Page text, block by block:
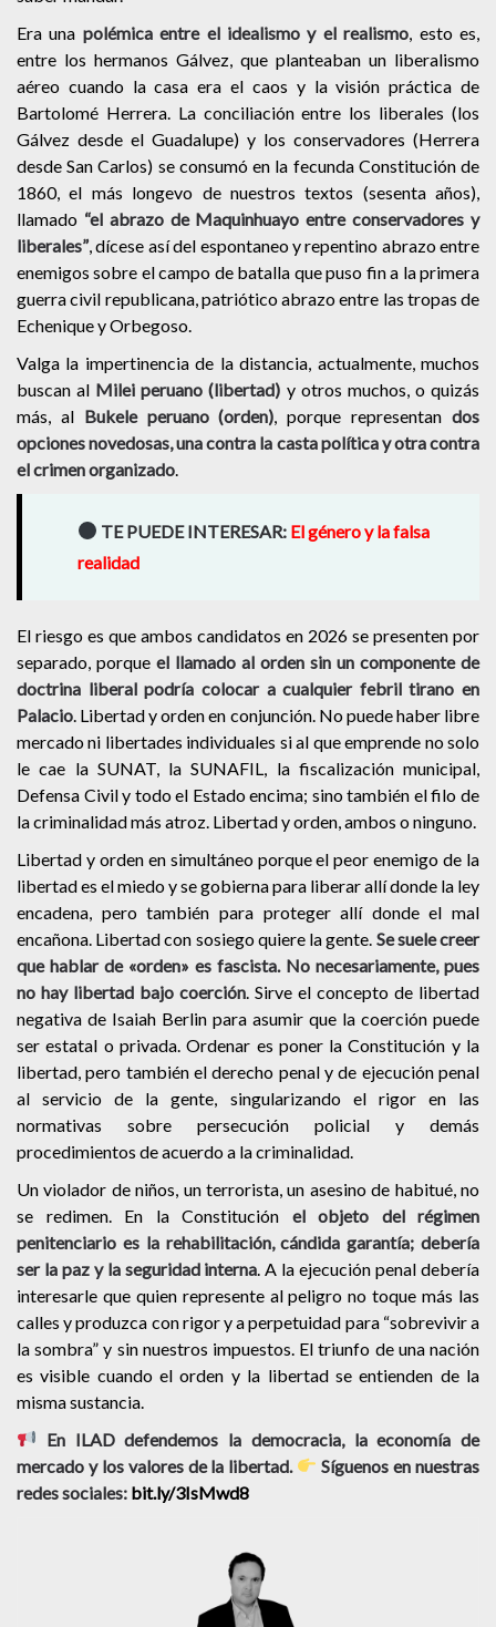
Era una polémica entre el idealismo y el realismo , esto es,
entre los hermanos Gálvez, que planteaban un liberalismo
aéreo cuando la casa era el caos y la visión práctica de
Bartolomé Herrera. La conciliación entre los liberales (los
Gálvez desde el Guadalupe) y los conservadores (Herrera
desde San Carlos) se consumó en la fecunda Constitución de
1860, el más longevo de nuestros textos (sesenta años),
llamado “el abrazo de Maquinhuayo entre conservadores y
liberales” , dícese así del espontaneo y repentino abrazo entre
enemigos sobre el campo de batalla que puso fin a la primera
guerra civil republicana, patriótico abrazo entre las tropas de
Echenique y Orbegoso.
Valga la impertinencia de la distancia, actualmente, muchos
buscan al Milei peruano (libertad) y otros muchos, o quizás
más, al Bukele peruano (orden) , porque representan dos
opciones novedosas, una contra la casta política y otra contra
el crimen organizado
TE PUEDE INTERESAR: El género y la falsa
realidad
El riesgo es que ambos candidatos en 2026 se presenten por
separado, porque el llamado al orden sin un componente de
doctrina liberal podría colocar a cualquier febril tirano en
Palacio . Libertad y orden en conjunción. No puede haber libre
mercado ni libertades individuales si al que emprende no solo
le cae la SUNAT, la SUNAFIL, la fiscalización municipal,
Defensa Civil y todo el Estado encima; sino también el filo de
la criminalidad más atroz. Libertad y orden, ambos o ninguno.
Libertad y orden en simultáneo porque el peor enemigo de la
libertad es el miedo y se gobierna para liberar allí donde la ley
encadena, pero también para proteger allí donde el mal
encañona. Libertad con sosiego quiere la gente. Se suele creer
que hablar de «orden» es fascista. No necesariamente, pues
no hay libertad bajo coerción . Sirve el concepto de libertad
negativa de Isaiah Berlin para asumir que la coerción puede
ser estatal o privada. Ordenar es poner la Constitución y la
libertad, pero también el derecho penal y de ejecución penal
al servicio de la gente, singularizando el rigor en las
normativas sobre persecución policial y demás
procedimientos de acuerdo a la criminalidad.
Un violador de niños, un terrorista, un asesino de habitué, no
se redimen. En la Constitución el objeto del régimen
penitenciario es la rehabilitación, cándida garantía; debería
ser la paz y la seguridad interna . A la ejecución penal debería
interesarle que quien represente al peligro no toque más las
calles y produzca con rigor y a perpetuidad para “sobrevivir a
la sombra” y sin nuestros impuestos. El triunfo de una nación
es visible cuando el orden y la libertad se entienden de la
misma sustancia.
En ILAD defendemos la democracia, la economía de
mercado y los valores de la libertad.
Síguenos en nuestras
redes sociales: bit.ly/3IsMwd8